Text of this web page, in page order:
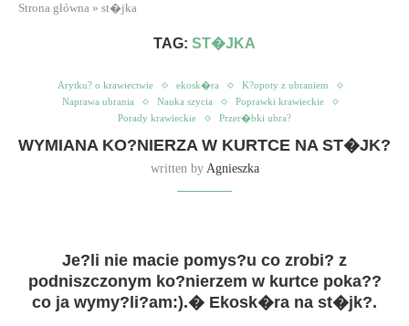
Strona główna » st�jka
TAG: ST�JKA
Arytku? o krawiectwie ekosk�ra
K?opoty z ubraniem
Naprawa ubrania
Nauka szycia
Poprawki krawieckie
Porady krawieckie
Przer�bki ubra?
WYMIANA KO?NIERZA W KURTCE NA ST�JK?
written by Agnieszka
Je?li nie macie pomys?u co zrobi? z
podniszczonym ko?nierzem w kurtce poka??
co ja wymy?li?am:).� Ekosk�ra na st�jk?.